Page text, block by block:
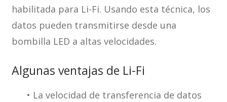
habilitada para Li-Fi. Usando esta técnica, los
datos pueden transmitirse desde una
bombilla LED a altas velocidades.
Algunas ventajas de Li-Fi
• La velocidad de transferencia de datos